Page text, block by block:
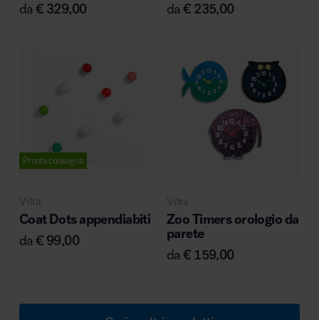
da€ 329,00 da€ 235,00
Pronta consegna
Vitra
Coat Dots appendiabiti
da€ 99,00
Vitra
Zoo Timers orologio da
parete
da€ 159,00